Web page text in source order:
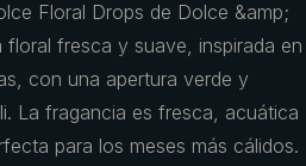
Floral Drops de Dolce &amp;
floral fresca y suave, inspirada en
con una apertura verde y
La fragancia es fresca, acuática
para los meses más cálidos.